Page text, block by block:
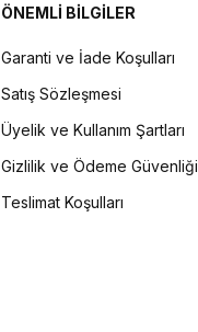
ÖNEMLİ BİLGİLER
Garanti ve İade Koşulları
Satış Sözleşmesi
Üyelik ve Kullanım Şartları
Gizlilik ve Ödeme Güvenliği
Teslimat Koşulları